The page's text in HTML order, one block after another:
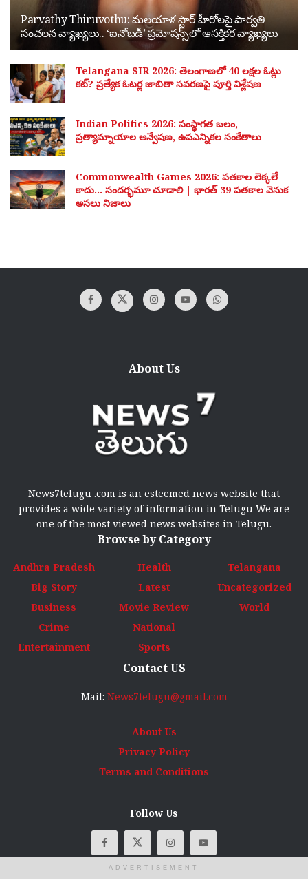
Parvathy Thiruvothu: మలయాళ స్టార్ హీరోలపై పార్వతి
సంచలన వ్యాఖ్యలు.. ‘ఐనోబడీ’ ప్రమోషన్స్‌లో ఆసక్తికర వ్యాఖ్యలు
Telangana SIR 2026: తెలంగాణలో 40 లక్షల ఓట్లు
కట్? ప్రత్యేక ఓటర్ల జాబితా సవరణపై పూర్తి విశ్లేషణ
Indian Politics 2026: సంస్థాగత బలం,
ప్రత్యామ్నాయాల అన్వేషణ, ఉపఎన్నికల సంకేతాలు
Commonwealth Games 2026: పతకాల లెక్కలే
కాదు… సందర్భమూ చూడాలి | భారత్ 39 పతకాల వెనుక
అసలు నిజాలు
About Us
News7telugu .com is an esteemed news website that
provides a wide variety of information in Telugu We are
one of the most viewed news websites in Telugu.
Browse by Category
Andhra Pradesh
Big Story
Business
Crime
Entertainment
Health
Latest
Movie Review
National
Sports
Telangana
Uncategorized
World
Contact US
Mail: News7telugu@gmail.com
About Us
Privacy Policy
Terms and Conditions
Follow Us
ADVERTISEMENT